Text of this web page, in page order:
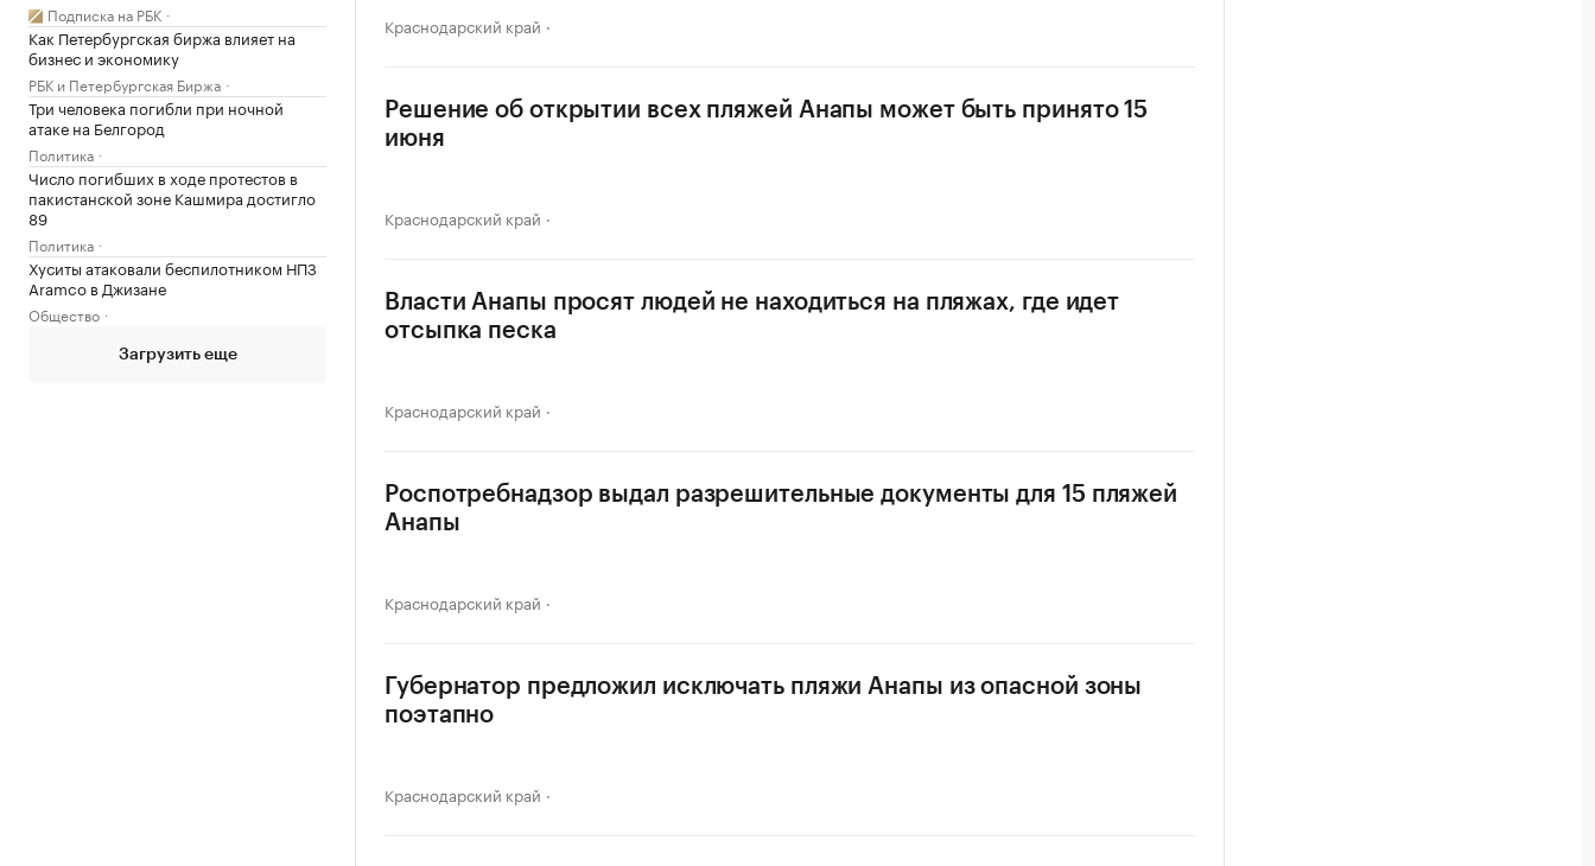
Подписка на РБК
Как Петербургская биржа влияет на
бизнес и экономику
РБК и Петербургская Биржа
Три человека погибли при ночной
атаке на Белгород
Политика
Число погибших в ходе протестов в
пакистанской зоне Кашмира достигло
89
Политика
Хуситы атаковали беспилотником НПЗ
Aramco в Джизане
Общество
Загрузить еще
Краснодарский край
Решение об открытии всех пляжей Анапы может быть принято 15
июня
Краснодарский край
Власти Анапы просят людей не находиться на пляжах, где идет
отсыпка песка
Краснодарский край
Роспотребнадзор выдал разрешительные документы для 15 пляжей
Анапы
Краснодарский край
Губернатор предложил исключать пляжи Анапы из опасной зоны
поэтапно
Краснодарский край